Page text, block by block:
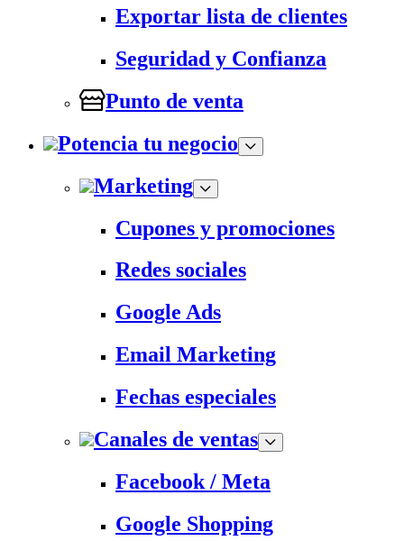
Exportar lista de clientes
Seguridad y Confianza
Punto de venta
Potencia tu negocio
Marketing
Cupones y promociones
Redes sociales
Google Ads
Email Marketing
Fechas especiales
Canales de ventas
Facebook / Meta
Google Shopping